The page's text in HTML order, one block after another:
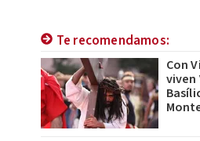
Te recomendamos:
Con
viven